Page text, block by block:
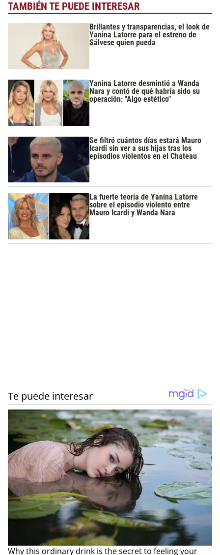
TAMBIÉN TE PUEDE INTERESAR
Brillantes y transparencias, el look de
Yanina Latorre para el estreno de
Sálvese quien pueda
Yanina Latorre desmintió a Wanda
Nara y contó de qué habría sido su
operación: "Algo estético"
Se filtró cuántos días estará Mauro
Icardi sin ver a sus hijas tras los
episodios violentos en el Chateau
La fuerte teoría de Yanina Latorre
sobre el episodio violento entre
Mauro Icardi y Wanda Nara